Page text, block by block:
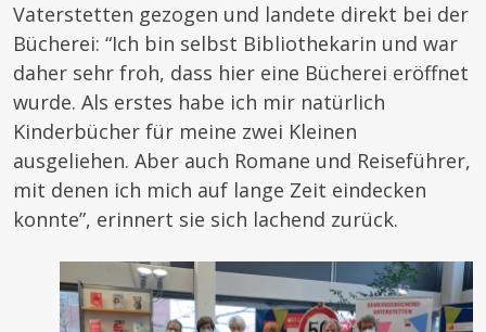
Vaterstetten gezogen und landete direkt bei der
Bücherei: “Ich bin selbst Bibliothekarin und war
daher sehr froh, dass hier eine Bücherei eröffnet
wurde. Als erstes habe ich mir natürlich
Kinderbücher für meine zwei Kleinen
ausgeliehen. Aber auch Romane und Reiseführer,
mit denen ich mich auf lange Zeit eindecken
konnte”, erinnert sie sich lachend zurück.